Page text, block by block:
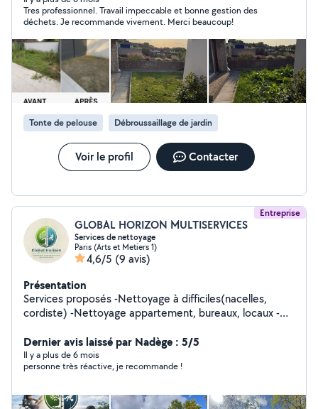
Tres professionnel. Travail impeccable et bonne gestion des
déchets. Je recommande vivement. Merci beaucoup!
Tonte de pelouse Débroussaillage de jardin
Voir le profil Contacter
Entreprise
GLOBAL HORIZON MULTISERVICES
Services de nettoyage
Paris (Arts et Metiers 1)
4,6/5 (9 avis)
Présentation
Services proposés -Nettoyage à difficiles(nacelles,
cordiste) -Nettoyage appartement, bureaux, locaux -
gouttières -Nettoyage de vitres , vérandas ,terrasse -
Nettoyage de portes de garages ,portes, volets -
Nettoyage de panneaux solaires, store ban -Nettoyage
des haies -Élagage d'arbres -Aménagement paysager
Dernier avis laissé par Nadège : 5/5
Il y a plus de 6 mois
personne très réactive, je recommande !